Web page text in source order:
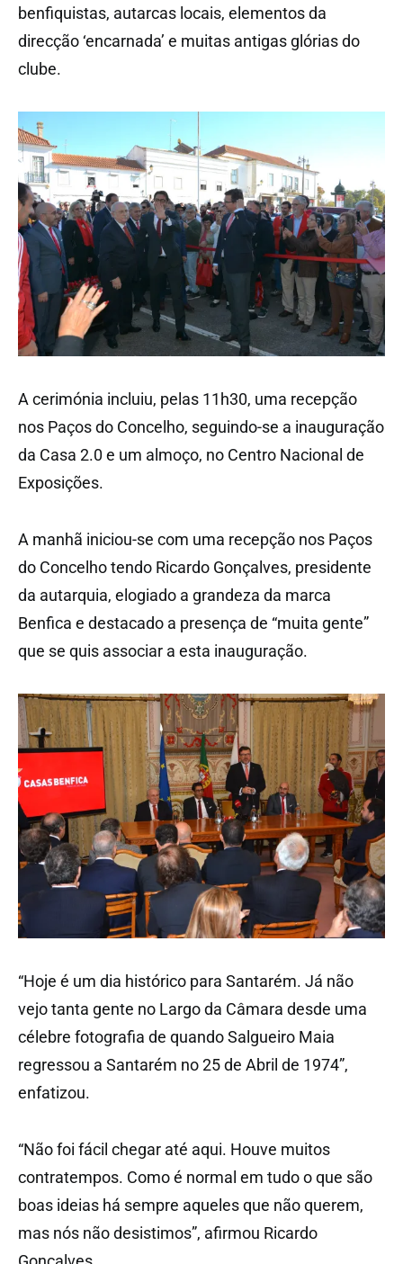
benfiquistas, autarcas locais, elementos da
direcção ‘encarnada’ e muitas antigas glórias do
clube.
A cerimónia incluiu, pelas 11h30, uma recepção
nos Paços do Concelho, seguindo-se a inauguração
da Casa 2.0 e um almoço, no Centro Nacional de
Exposições.
A manhã iniciou-se com uma recepção nos Paços
do Concelho tendo Ricardo Gonçalves, presidente
da autarquia, elogiado a grandeza da marca
Benfica e destacado a presença de “muita gente”
que se quis associar a esta inauguração.
“Hoje é um dia histórico para Santarém. Já não
vejo tanta gente no Largo da Câmara desde uma
célebre fotografia de quando Salgueiro Maia
regressou a Santarém no 25 de Abril de 1974”,
enfatizou.
“Não foi fácil chegar até aqui. Houve muitos
contratempos. Como é normal em tudo o que são
boas ideias há sempre aqueles que não querem,
mas nós não desistimos”, afirmou Ricardo